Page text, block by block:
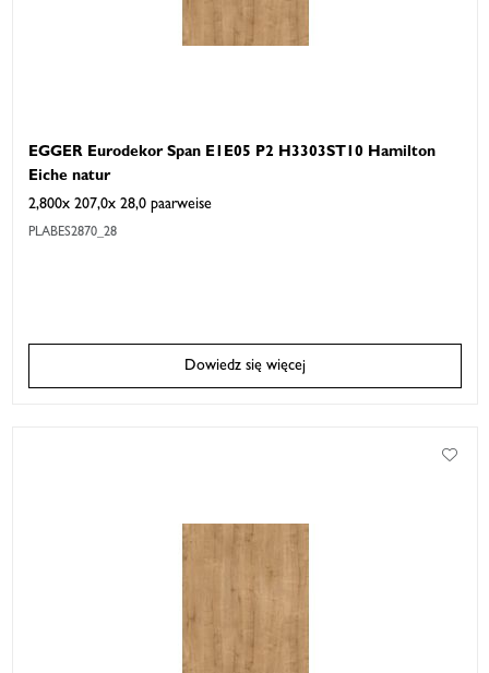
EGGER Eurodekor Span E1E05 P2 H3303ST10 Hamilton
Eiche natur
2,800x 207,0x 28,0 paarweise
PLABES2870_28
Dowiedz się więcej